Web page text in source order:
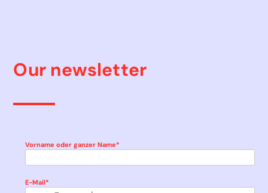
Our newsletter
Vorname oder ganzer Name*
E-Mail*